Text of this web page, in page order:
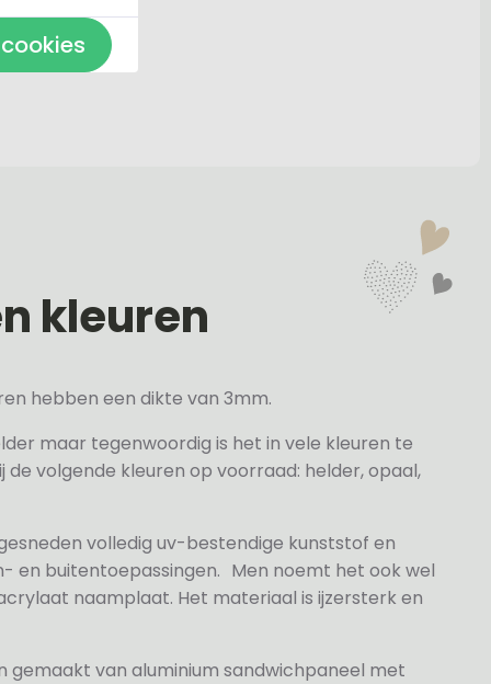
kleuren
hebben een dikte van 3mm.
maar tegenwoordig is het in vele kleuren te
de volgende kleuren op voorraad: helder, opaal,
volledig uv-bestendige kunststof en
en buitentoepassingen. Men noemt het ook wel
naamplaat. Het materiaal is ijzersterk en
gemaakt van aluminium sandwichpaneel met